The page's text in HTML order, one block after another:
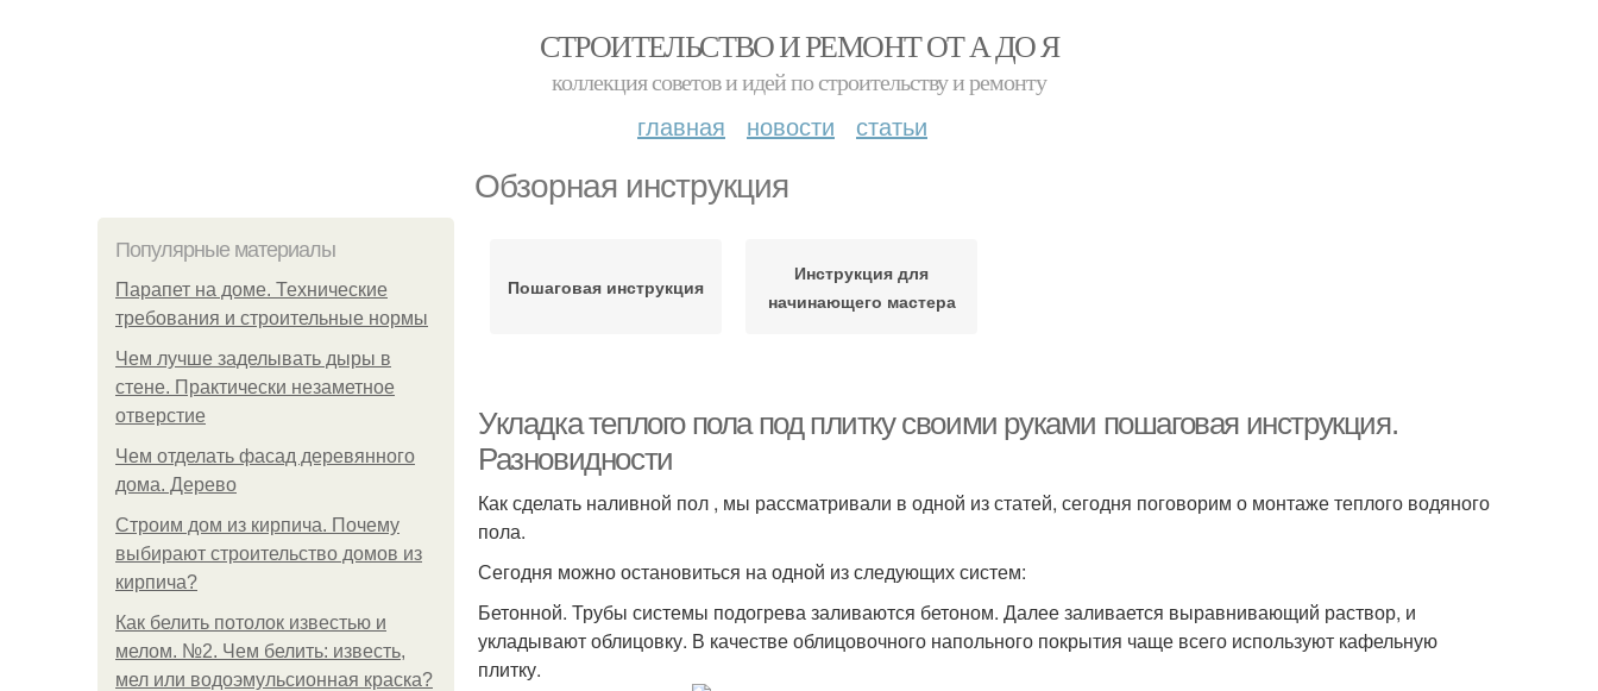
СТРОИТЕЛЬСТВО И РЕМОНТ ОТ А ДО Я
коллекция советов и идей по строительству и ремонту
главная новости статьи
Обзорная инструкция
Популярные материалы
Парапет на доме. Технические
требования и строительные нормы
Чем лучше заделывать дыры в
стене. Практически незаметное
отверстие
Чем отделать фасад деревянного
дома. Дерево
Строим дом из кирпича. Почему
выбирают строительство домов из
кирпича?
Как белить потолок известью и
мелом. №2. Чем белить: известь,
мел или водоэмульсионная краска?
Пошаговая инструкция
Инструкция для
начинающего мастера
Укладка теплого пола под плитку своими руками пошаговая инструкция.
Разновидности
Как сделать наливной пол , мы рассматривали в одной из статей, сегодня поговорим о монтаже теплого водяного
пола.
Сегодня можно остановиться на одной из следующих систем:
Бетонной. Трубы системы подогрева заливаются бетоном. Далее заливается выравнивающий раствор, и
укладывают облицовку. В качестве облицовочного напольного покрытия чаще всего используют кафельную
плитку.